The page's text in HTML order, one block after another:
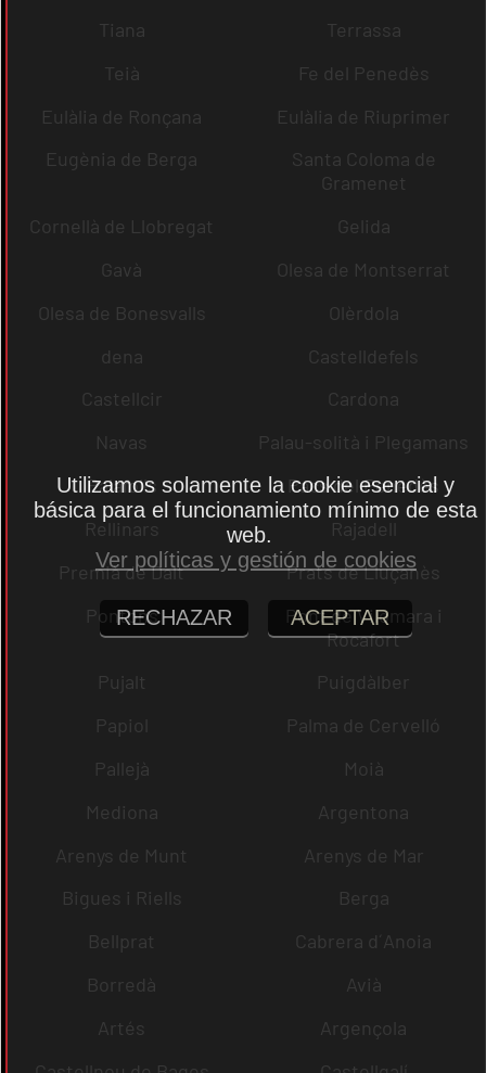
Tiana
Terrassa
Teià
Fe del Penedès
Eulàlia de Ronçana
Eulàlia de Riuprimer
Eugènia de Berga
Santa Coloma de
Gramenet
Cornellà de Llobregat
Gelida
Gavà
Olesa de Montserrat
Olesa de Bonesvalls
Olèrdola
dena
Castelldefels
Castellcir
Cardona
Navas
Palau-solità i Plegamans
Palafolls
Pacs del Penedès
Rellinars
Rajadell
Premià de Dalt
Prats de Lluçanès
Pontons
Pont de Vilomara i
Rocafort
Pujalt
Puigdàlber
Papiol
Palma de Cervelló
Pallejà
Moià
Mediona
Argentona
Arenys de Munt
Arenys de Mar
Bigues i Riells
Berga
Bellprat
Cabrera d´Anoia
Borredà
Avià
Artés
Argençola
Utilizamos solamente la cookie esencial y
básica para el funcionamiento mínimo de esta
web.
Ver políticas y gestión de cookies
RECHAZAR ACEPTAR